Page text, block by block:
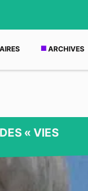
ARCHIVES
« VIES